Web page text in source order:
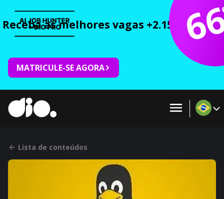
Receba as melhores vagas +2.150 cursos
MATRICULE-SE AGORA
Lista de conteúdos